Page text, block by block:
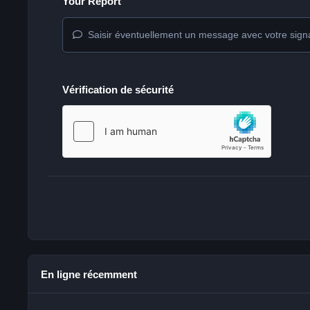
Saisir éventuellement un message avec votre
Vérification de sécurité
En ligne récemment